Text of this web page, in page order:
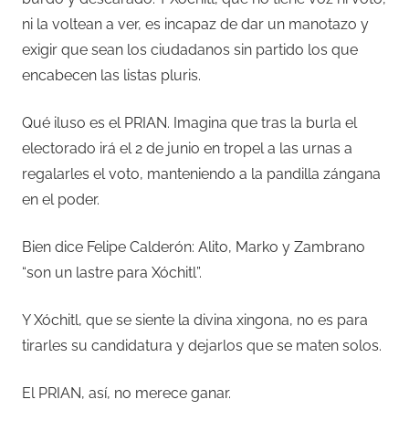
ni la voltean a ver, es incapaz de dar un manotazo y
exigir que sean los ciudadanos sin partido los que
encabecen las listas pluris.
Qué iluso es el PRIAN. Imagina que tras la burla el
electorado irá el 2 de junio en tropel a las urnas a
regalarles el voto, manteniendo a la pandilla zángana
en el poder.
Bien dice Felipe Calderón: Alito, Marko y Zambrano
“son un lastre para Xóchitl”.
Y Xóchitl, que se siente la divina xingona, no es para
tirarles su candidatura y dejarlos que se maten solos.
El PRIAN, así, no merece ganar.